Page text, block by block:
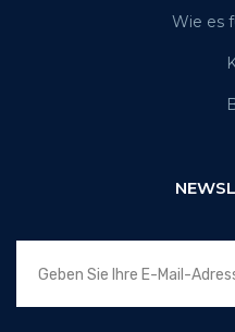
Wie es